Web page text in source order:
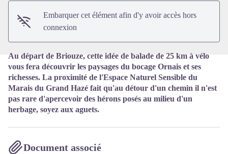
Embarquer cet élément afin d'y avoir accès hors
connexion
Au départ de Briouze, cette idée de balade de 25 km à vélo
vous fera découvrir les paysages du bocage Ornais et ses
richesses. La proximité de l'Espace Naturel Sensible du
Marais du Grand Hazé fait qu'au détour d'un chemin il n'est
pas rare d'apercevoir des hérons posés au milieu d'un
herbage, soyez aux aguets.
Document associé